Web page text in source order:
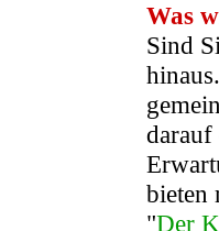
Was
Sind
darauf
bieten
"Der